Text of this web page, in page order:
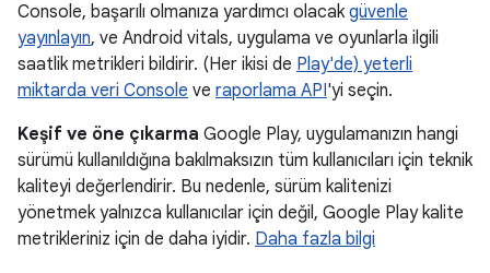
Console, başarılı olmanıza yardımcı olacak güvenle
yayınlayın, ve Android vitals, uygulama ve oyunlarla ilgili
saatlik metrikleri bildirir. (Her ikisi de Play'de) yeterli
miktarda veri Console ve raporlama API'yi seçin.
Keşif ve öne çıkarma Google Play, uygulamanızın hangi
sürümü kullanıldığına bakılmaksızın tüm kullanıcıları için teknik
kaliteyi değerlendirir. Bu nedenle, sürüm kalitenizi
yönetmek yalnızca kullanıcılar için değil, Google Play kalite
metrikleriniz için de daha iyidir. Daha fazla bilgi